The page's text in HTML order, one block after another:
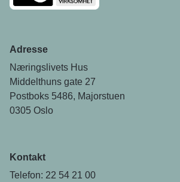
Adresse
Næringslivets Hus
Middelthuns gate 27
Postboks 5486, Majorstuen
0305 Oslo
Kontakt
Telefon: 22 54 21 00